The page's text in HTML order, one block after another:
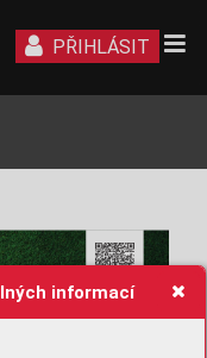
informací
Sc an me
PŘIHLÁSIT